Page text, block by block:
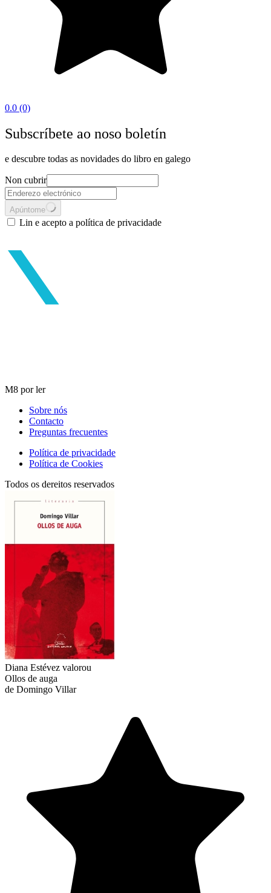
0.0 (0)
Subscríbete ao noso boletín
e descubre todas as novidades do libro en galego
Non cubrir
Apúntome
Lin e acepto a política de privacidade
M8 por ler
Sobre nós
Contacto
Preguntas frecuentes
Política de privacidade
Política de Cookies
Todos os dereitos reservados
Diana Estévez valorou
Ollos de auga
de Domingo Villar